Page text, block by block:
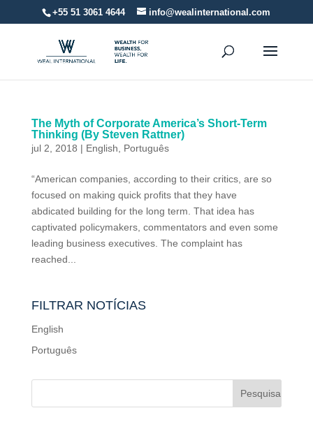
+55 51 3061 4644 info@wealinternational.com
The Myth of Corporate America’s Short-Term
Thinking (By Steven Rattner)
jul 2, 2018 | English Português
“American companies, according to their critics, are so
focused on making quick profits that they have
abdicated building for the long term. That idea has
captivated policymakers, commentators and even some
leading business executives. The complaint has
reached...
FILTRAR NOTÍCIAS
English
Português